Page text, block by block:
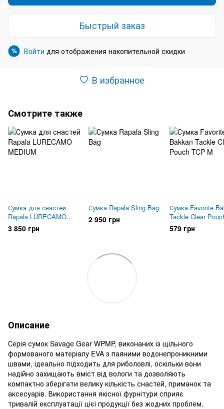
Быстрый заказ
% Войти для отображения накопительной скидки
В избранное
Смотрите также
Сумка для снастей
Rapala LURECAMO
MEDIUM
3 850 грн
Сумка Rapala Sling Bag
2 950 грн
Сумка Favorite
Tackle Clear
M
579 грн
Описание
Серія сумок Savage Gear WPMP, виконаних із щільного
формованого матеріалу EVA з паяними водонепроникними
швами, ідеально підходить для риболовлі, оскільки вони
надійно захищають вміст від вологи та дозволяють
компактно зберігати велику кількість снастей, приманок та
аксесуарів. Використання якісної фурнітури сприяє
тривалій експлуатації цієї продукції без жодних проблем.